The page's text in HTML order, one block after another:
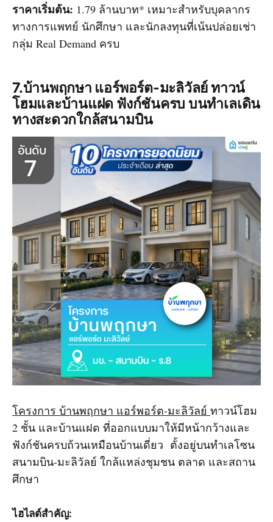
ราคาเริ่มต้น: 1.79 ล้านบาท* เหมาะสำหรับบุคลากร
ทางการแพทย์ นักศึกษา และนักลงทุนที่เน้นปล่อยเช่า
กลุ่ม Real Demand ครบ
7.บ้านพฤกษา แอร์พอร์ต-มะลิวัลย์ ทาวน์
โฮมและบ้านแฝด ฟังก์ชันครบ บนทำเลเดิน
ทางสะดวกใกล้สนามบิน
โครงการ บ้านพฤกษา แอร์พอร์ต-มะลิวัลย์ ทาวน์โฮม
2 ชั้น และบ้านแฝด ที่ออกแบบมาให้มีหน้ากว้างและ
ฟังก์ชันครบถ้วนเหมือนบ้านเดี่ยว ตั้งอยู่บนทำเลโซน
สนามบิน-มะลิวัลย์ ใกล้แหล่งชุมชน ตลาด และสถาน
ศึกษา
ไฮไลต์สำคัญ: